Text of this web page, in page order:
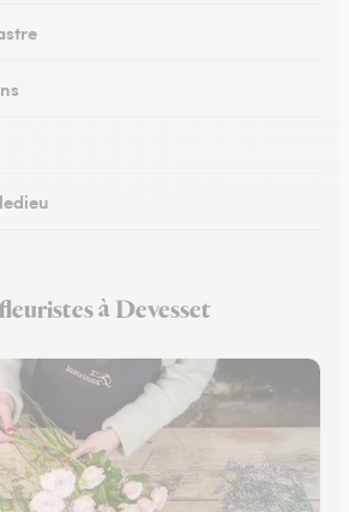
sur-Rhôneà Devesset